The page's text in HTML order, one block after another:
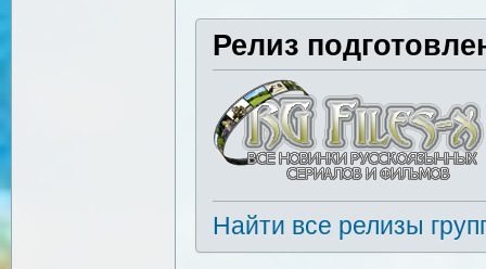
Релиз
Найти все релизы